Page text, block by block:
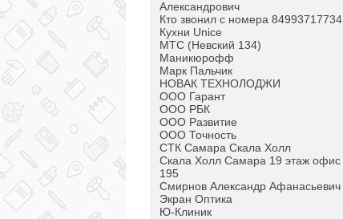
Александрович
Кто звонил с номера 84993717734
Кухни Unice
МТС (Невский 134)
Маникюрофф
Марк Пальчик
НОВАК ТЕХНОЛОДЖИ
ООО Гарант
ООО РБК
ООО Развитие
ООО Точность
СТК Самара Скала Холл
Скала Холл Самара 19 этаж офис
195
Смирнов Александр Афанасьевич
Экран Оптика
Ю-Клиник